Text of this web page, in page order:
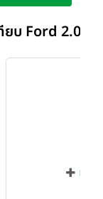
ยบ Ford 2.0L
เพิ่